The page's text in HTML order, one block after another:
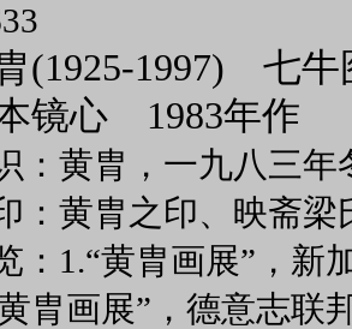
(1925-1997) 七牛
镜心 1983年作
：黄胄，一九八三年
：黄胄之印、映斋
：1.“黄胄画展”，新
胄画展”，德意志联